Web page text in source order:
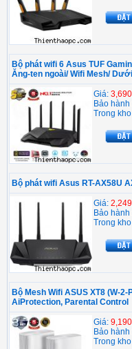
Bộ phát wifi 6 Asus TUF
Ăng-ten ngoài/ Wifi Mesh/
Giá:
Bảo hành
Trong
Bộ phát wifi Asus RT-AX58U
Giá:
Bảo hành
Trong
Bộ Mesh Wifi ASUS XT8 (W-
AiProtection, Parental Control
Giá:
Bảo hành
Trong